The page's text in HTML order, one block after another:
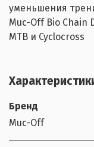
уменьшения
Muc-Off Bio Chain
MTB и Cyclocross
Бренд
Muc-Off